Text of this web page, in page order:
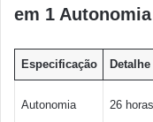
em 1
Especificação Detalhe
Autonomia 26 horas